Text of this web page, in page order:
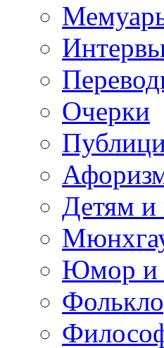
Очерки
Детям и
Юмор и